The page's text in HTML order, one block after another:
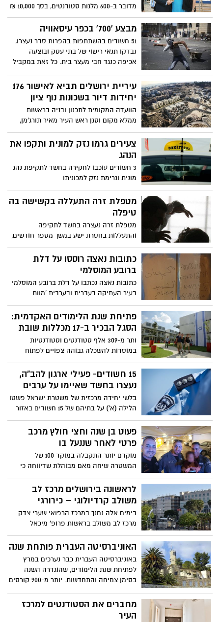
בשעות השינה שלהם, לצאת מוקדם מהבית מדובר ב-600 מלגות סטודנטים, בסך 10,000 ₪
שינתנו לסטודנט, תמורת 140 שעות תרומה
לקהילה- כלומר, 84,000 שעות של מעורבות
חברתית בירושלים
מבצע '700' בכפר עיסאוויה
51 חשודים בהשתתפות בהפרות סדר נעצרו,
נבדקו תנאי רישוי של בתי עסק ובוצעה
אכיפה כנגד חבי מעצר בית. כל זאת במקביל
למתחם בתי הספר ורחובות מרכזיים בלבעיריית ירושלים תביא לאישור 176
יחידות דיור בשכונות נוף ציון
הוועדה המקומית לתכנון ובניה בראשות
ממלא מקום וסגן ראש העיר מאיר תורג'מן,
תביא לאישור בישיבתה הקרובה ביום רביעי,
בניית 13 בניינים המכילים 176 יחידות דיור
בשכונת נוף ציון בבירה
צעירים גרמו נזק למונית ותקפו את
הנהג
3 חשודים עוכבו לחקירה בחשד לתקיפת נהג
מונית וגרימת נזק למכוניתו
מטפלת זרה התעללה בקשישה בה
טיפלה
מטפלת זרה נעצרה בחשד לתקיפה
והתעללות בחסרת ישע במשך מספר חודשים,
קשישה כבת 85 בה מטפלת. אמש, מעצרה
של החשודה הוארך
כתובות נאצה רוססו על דלת
ברובע המוסלמי
כתובות נאצה נכתבו על דלת ברובע המוסלמי
בעיר העתיקה בעברית ובערבית 'מוות
ליהודים', 'חמאס' וציור של צלב קרס.
המשטרה פתחה בחקירה
פתיחת שנת הלימודים האקדמית:
הסגל הבכיר ב-17 מכללות שובת
ותר מ-309 אלף סטודנטים וסטודנטיות
במוסדות להשכלה גבוהה צפויים לפתוח
הבוקר (א') באופן רשמי את שנת הלימודים
האקדמית, עם זאת כ-2,000 מרצים מהסגל
הבכיר ב-17 מכללות ציבוריות מוחים על תנאי
הלימודים. השבתה זו תפגע בכ-55 אלף
סטודנטים שלא יפתחו את השנה כסדרה
15 חשודים- פעילי ארגון להב"ה,
נעצרו בחשד שאיימו על ערבים
בלשי יחידה מרכזית של משטרת ישראל פשטו
הלילה (א') על בתיהם של 15 חשודים באזור
ירושלים, מרכז, דרום ויו"ש כשבידיהם צווי
חיפוש ומעצר. הבלשים ביצעו חיפוש בבתי
החשודים, ועצרו 15 חשודים בחשד לעבירות
גופשטיין
פעוט בן שנה וחצי חולץ מרכב
פרטי לאחר שננעל בו
מוקדם יותר התקבלה במוקד 100 של
המשטרה שיחה מאם מבוהלת שדיווחה כי
בנה הפעוט, כבן שנה וחצי, ננעל ברכבה
הפרטי בחניון בבית חולים והיא לא מצליחה
לפתוח את הרכב. צוות שיטור שהגיע למקום
חילץ את הפעוט מהרכב
לראשונה בירושלים מרכז לב
משולב קרדיולוגי – כירורגי
בימים אלה נחנך במרכז הרפואי שערי צדק
מרכז לב משולב בראשות פרופ' מיכאל
גליקסון. פרופ' גליקסון שימש עד לאחרונה
כמנהל המרכז להפרעות קצב הגדול בארץ
שיבא,. הוא מבכירי המומחים להפרעות קצב
בארץ, ושימש עד לאחרונה כנשיא האיגוד
הקרדיולוגי בישראל
האוניברסיטה העברית פותחת שנה
באוניברסיטה העברית כבר נערכים במרץ
לפתיחת שנת הלימודים, שהוגדרה השנה
בסימן צמיחה והתחדשות. יותר מ-900 קורסים
עצום של תחומי לימוד חדשים
מחברים את הסטודנטים למרכז
העיר